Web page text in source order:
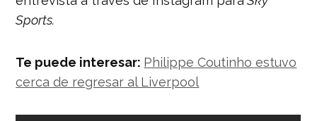
Sports.
Te puede interesar: Philippe Coutinho estuvo
cerca de regresar al Liverpool